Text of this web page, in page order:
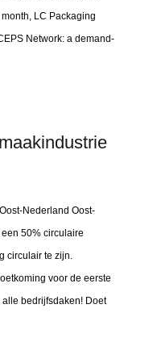
LC Packaging
Network: a demand-
Nederland Oost-
50% circulaire
circulair te zijn.
voor de eerste
bedrijfsdaken! Doet